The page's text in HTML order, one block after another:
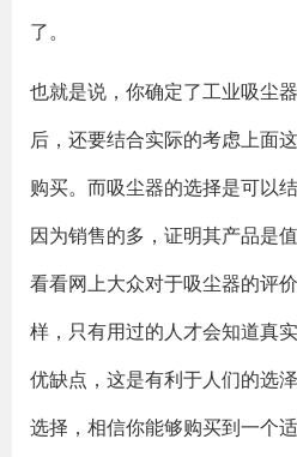
了。
也就是说，你确定了工业吸尘
后，还要结合实际的考虑上面
购买。而吸尘器的选择是可以
因为销售的多，证明其产品是
看看网上大众对于吸尘器的评
样，只有用过的人才会知道真
优缺点，这是有利于人们的选
选择，相信你能够购买到一个